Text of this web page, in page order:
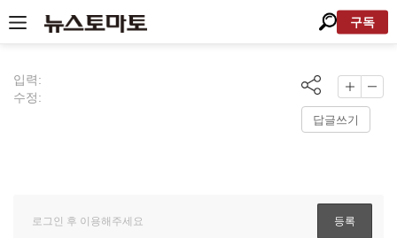
구독
입력:
수정:
답글쓰기